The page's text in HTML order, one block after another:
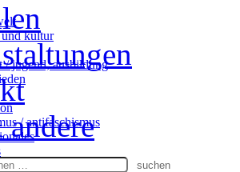
kultur
/ jugend, ausbildung
/ antifaschismus